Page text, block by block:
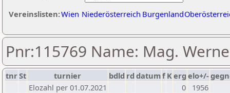
Vereinslisten:Wien Niederösterreich Burgenland
Pnr:115769 Name: Mag.
tnrSt turnier bdld rd datumf Kerg elo+/-
Elozahl per 01.07.2021
0
1956